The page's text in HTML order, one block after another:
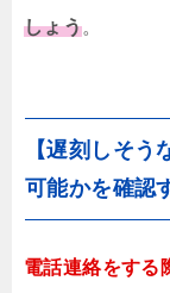
しょう。
【遅刻しそ
可能かを確認
電話連絡をする